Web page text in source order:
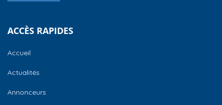
ACCÈS RAPIDES
Accueil
Actualités
Annonceurs